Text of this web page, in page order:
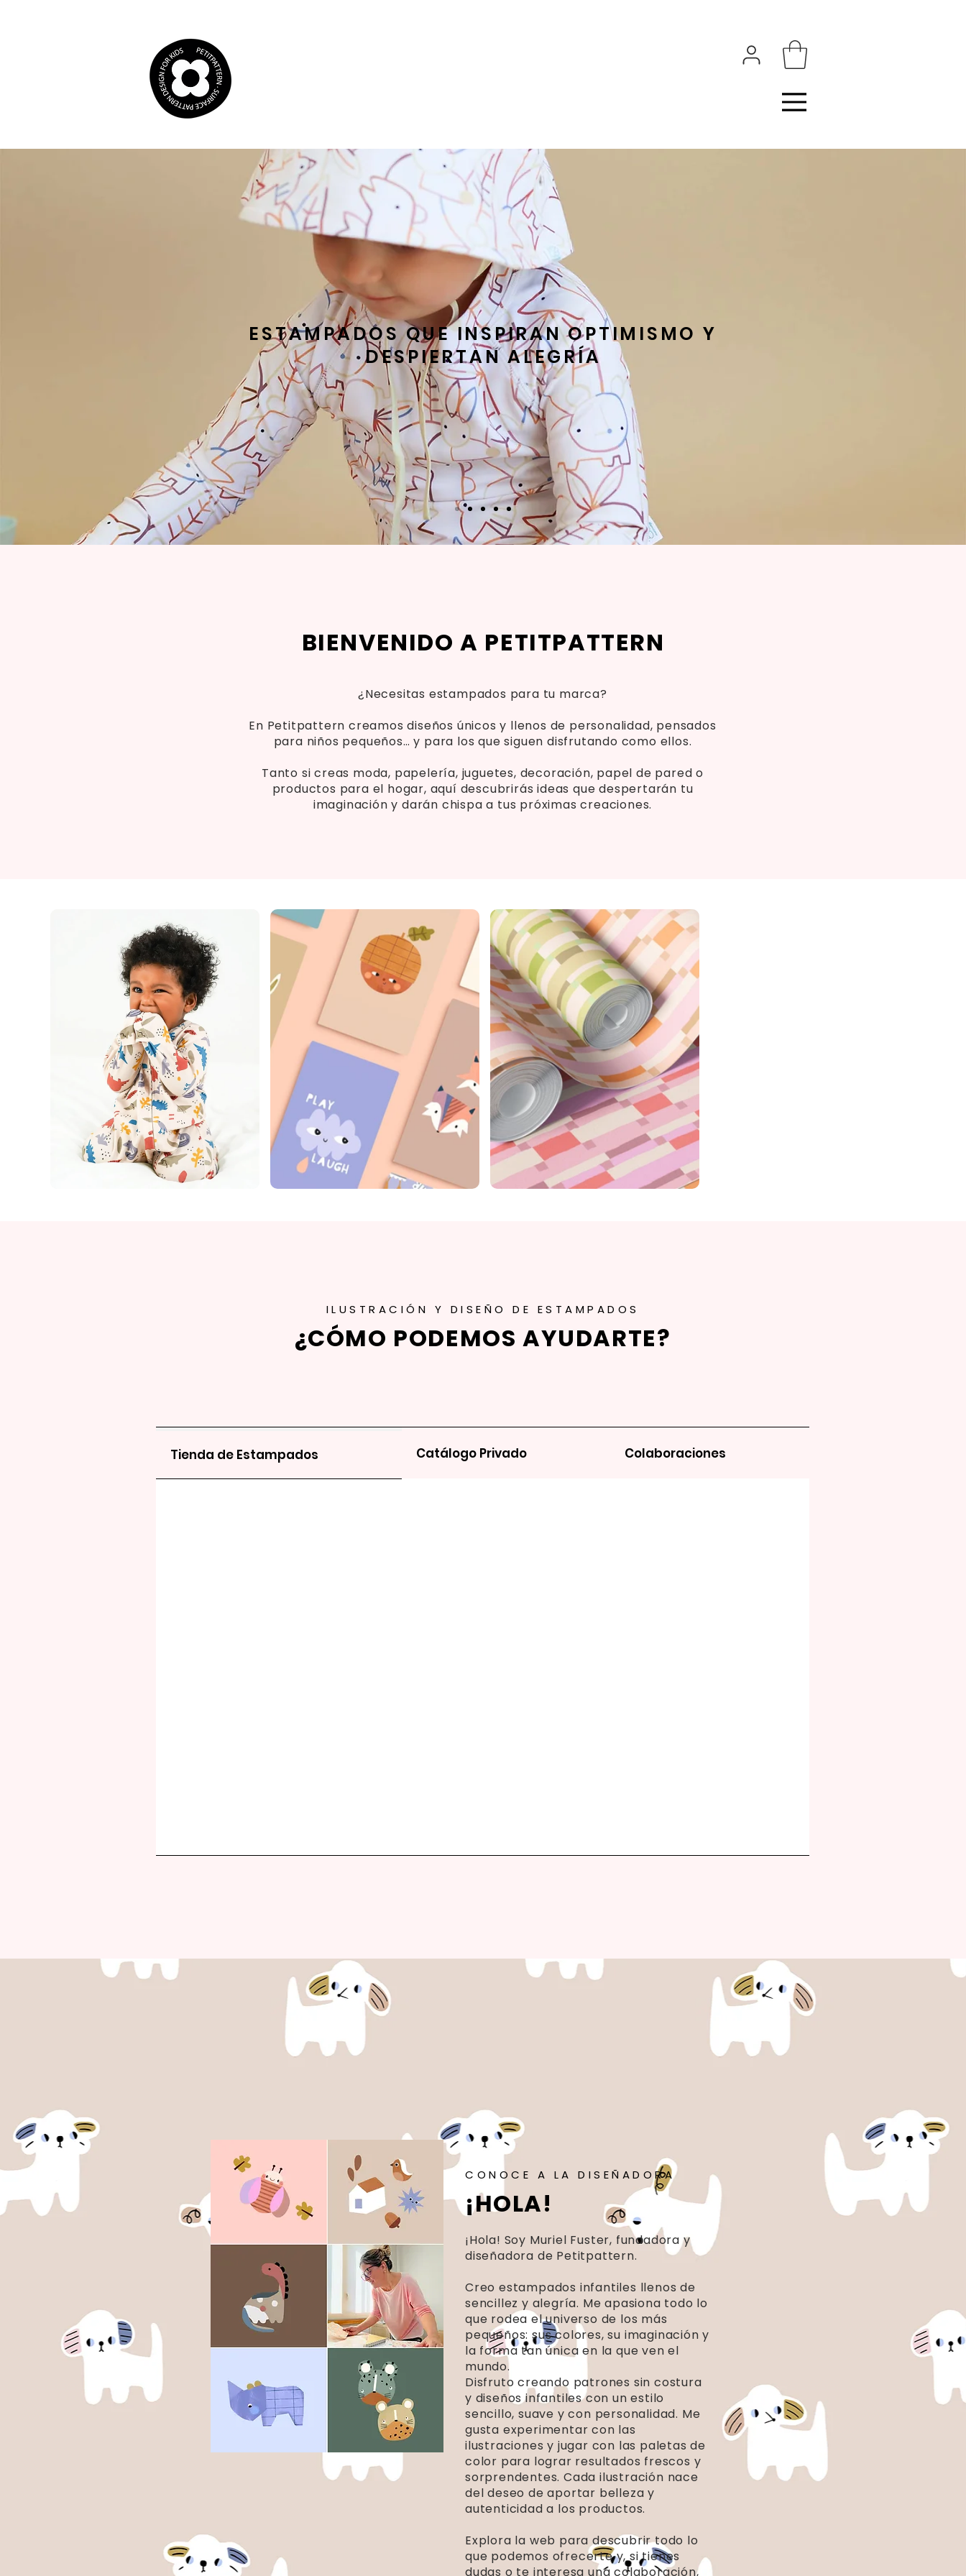
ESTAMPADOS QUE INSPIRAN OPTIMISMO Y
DESPIERTAN ALEGRÍA
BIENVENIDO A PETITPATTERN
¿Necesitas estampados para tu marca?
En Petitpattern creamos diseños únicos y llenos de personalidad, pensados
para niños pequeños… y para los que siguen disfrutando como ellos.
Tanto si creas moda, papelería, juguetes, decoración, papel de pared o
productos para el hogar, aquí descubrirás ideas que despertarán tu
imaginación y darán chispa a tus próximas creaciones.
ILUSTRACIÓN Y DISEÑO DE ESTAMPADOS
¿CÓMO PODEMOS AYUDARTE?
Tienda de Estampados Catálogo Privado Colaboraciones
CONOCE A LA DISEÑADORA
¡HOLA!
¡Hola! Soy Muriel Fuster, fundadora y
diseñadora de Petitpattern.
Creo estampados infantiles llenos de
sencillez y alegría. Me apasiona todo lo
que rodea el universo de los más
pequeños: sus colores, su imaginación y
la forma tan única en la que ven el
mundo.
Disfruto creando patrones sin costura
y diseños infantiles con un estilo
sencillo, suave y con personalidad. Me
gusta experimentar con las
ilustraciones y jugar con las paletas de
color para lograr resultados frescos y
sorprendentes. Cada ilustración nace
del deseo de aportar belleza y
autenticidad a los productos.
Explora la web para descubrir todo lo
que podemos ofrecerte y, si tienes
dudas o te interesa una colaboración,